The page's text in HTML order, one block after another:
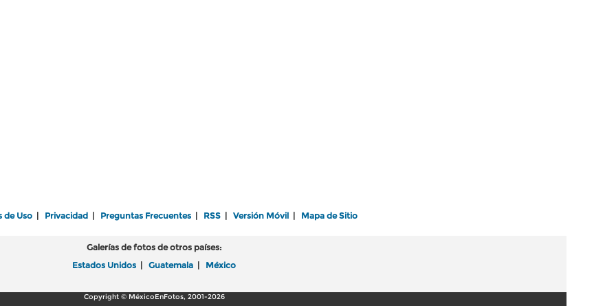
de Uso Privacidad Preguntas Frecuentes RSS Versión Móvil Mapa de Sitio
Galerías de fotos de otros países:
Estados Unidos
Guatemala México
Copyright © MéxicoEnFotos, 2001-2026